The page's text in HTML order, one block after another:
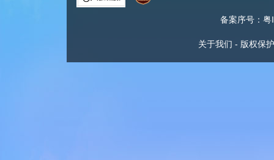
备案序号：
关于我们 - 版权保护